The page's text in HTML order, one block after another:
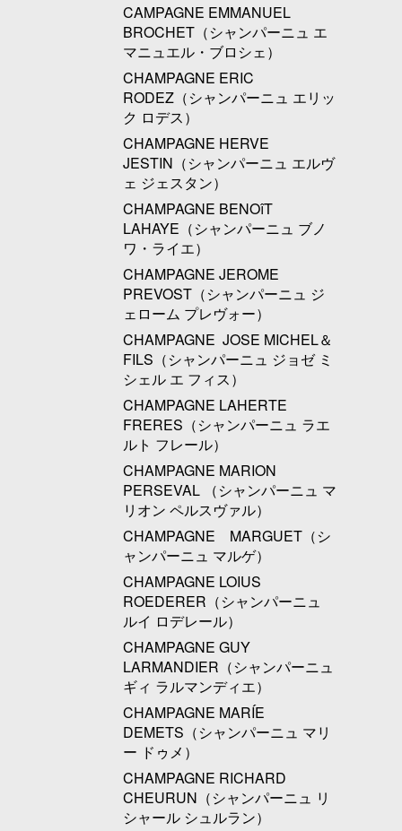
CAMPAGNE EMMANUEL
BROCHET（シャンパーニュ エ
マニュエル・ブロシェ）
CHAMPAGNE ERIC
RODEZ（シャンパーニュ エリッ
ク ロデス）
CHAMPAGNE HERVE
JESTIN（シャンパーニュ エルヴ
ェ ジェスタン）
CHAMPAGNE BENOîT
LAHAYE（シャンパーニュ ブノ
ワ・ライエ）
CHAMPAGNE JEROME
PREVOST（シャンパーニュ ジ
ェローム プレヴォー）
CHAMPAGNE JOSE MICHEL＆
FILS（シャンパーニュ ジョゼ ミ
シェル エ フィス）
CHAMPAGNE LAHERTE
FRERES（シャンパーニュ ラエ
ルト フレール）
CHAMPAGNE MARION
PERSEVAL （シャンパーニュ マ
リオン ペルスヴァル）
CHAMPAGNE MARGUET（シ
ャンパーニュ マルゲ）
CHAMPAGNE LOIUS
ROEDERER（シャンパーニュ
ルイ ロデレール）
CHAMPAGNE GUY
LARMANDIER（シャンパーニュ
ギィ ラルマンディエ）
CHAMPAGNE MARÍE
DEMETS（シャンパーニュ マリ
ー ドゥメ）
CHAMPAGNE RICHARD
CHEURUN（シャンパーニュ リ
シャール シュルラン）